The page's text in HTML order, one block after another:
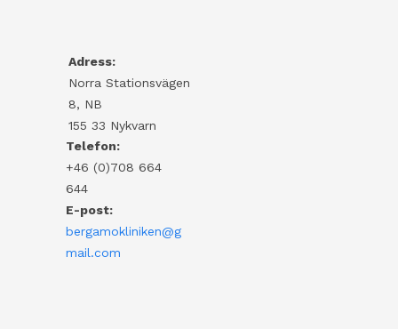
Adress:
Norra Stationsvägen
8, NB
155 33 Nykvarn
Telefon:
+46 (0)708 664
644
E-post:
bergamokliniken@g
mail.com